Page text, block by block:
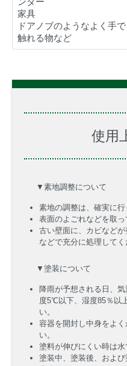
家具
ドアノブのようなよく手で
触れる物など
使用
▼素地調整について
素地の調整は、確実に行
表面のよごれなどを取っ
古い壁面に、カビなど
などで充分に処理してく
▼塗装について
降雨が予想される日、
度5℃以下、湿度85％以
い。
容器を開封し中身をよ
い。
塗料が伸びにくい時は水
塗装中、塗装後、およ